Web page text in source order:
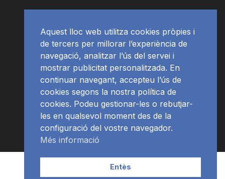
APP Programació
Aquest lloc web utilitza cookies pròpies i
de tercers per millorar l’experiència de
navegació, analitzar l’ús del servei i
mostrar publicitat personalitzada. En
continuar navegant, accepteu l’ús de
cookies segons la nostra política de
cookies. Podeu gestionar-les o rebutjar-
les en qualsevol moment des de la
configuració del vostre navegador.
Més informació
Entès